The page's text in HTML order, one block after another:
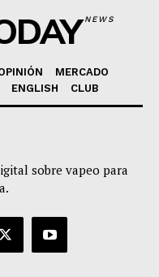
NEWS
MERCADO
ENGLISH CLUB
sobre vapeo para